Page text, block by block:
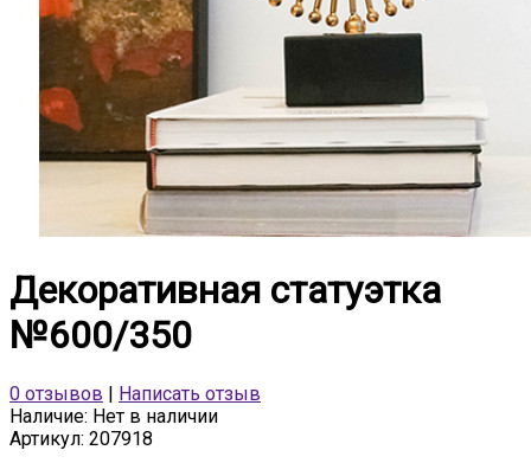
Декоративная статуэтка
№600/350
0 отзывов
Написать отзыв
Наличие: Нет в наличии
Артикул: 207918